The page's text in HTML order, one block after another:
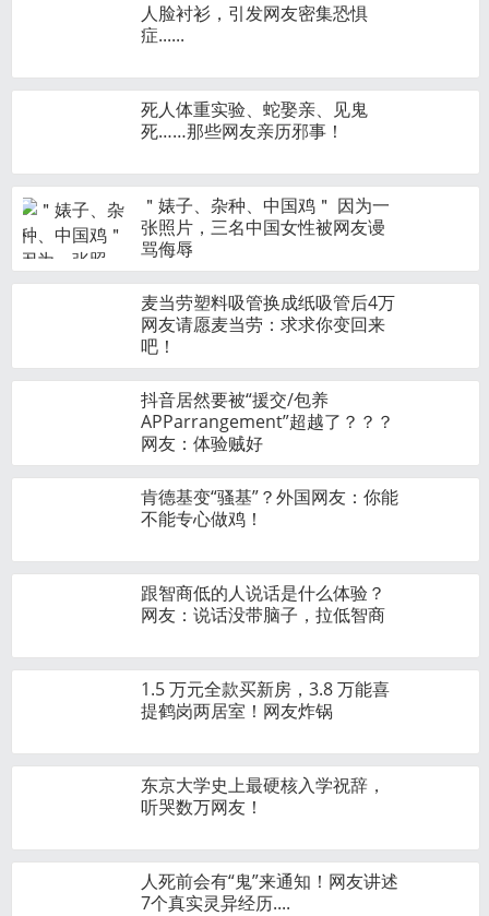
人脸衬衫，引发网友密集恐惧
症......
死人体重实验、蛇娶亲、见鬼
死……那些网友亲历邪事！
＂婊子、杂种、中国鸡＂ 因为一
张照片，三名中国女性被网友谩
骂侮辱
麦当劳塑料吸管换成纸吸管后4万
网友请愿麦当劳：求求你变回来
吧！
抖音居然要被“援交/包养
APParrangement”超越了？？？
网友：体验贼好
肯德基变“骚基”？外国网友：你能
不能专心做鸡！
跟智商低的人说话是什么体验？
网友：说话没带脑子，拉低智商
1.5 万元全款买新房，3.8 万能喜
提鹤岗两居室！网友炸锅
东京大学史上最硬核入学祝辞，
听哭数万网友！
人死前会有“鬼”来通知！网友讲述
7个真实灵异经历....